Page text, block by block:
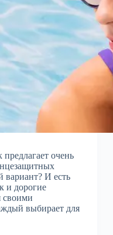
очень
вариант? И есть
и дорогие
своими
выбирает для